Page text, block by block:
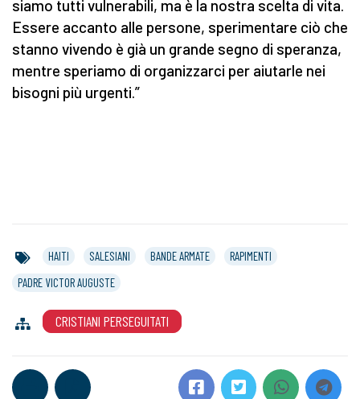
siamo tutti vulnerabili, ma è la nostra scelta di vita.
Essere accanto alle persone, sperimentare ciò che
stanno vivendo è già un grande segno di speranza,
mentre speriamo di organizzarci per aiutarle nei
bisogni più urgenti.”
HAITI SALESIANI BANDE ARMATE
RAPIMENTI
PADRE VICTOR AUGUSTE
CRISTIANI PERSEGUITATI